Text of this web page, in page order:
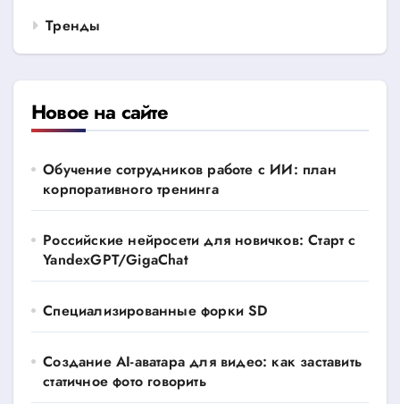
Тренды
Новое на сайте
Обучение сотрудников работе с ИИ: план
корпоративного тренинга
Российские нейросети для новичков: Старт с
YandexGPT/GigaChat
Специализированные форки SD
Создание AI-аватара для видео: как заставить
статичное фото говорить